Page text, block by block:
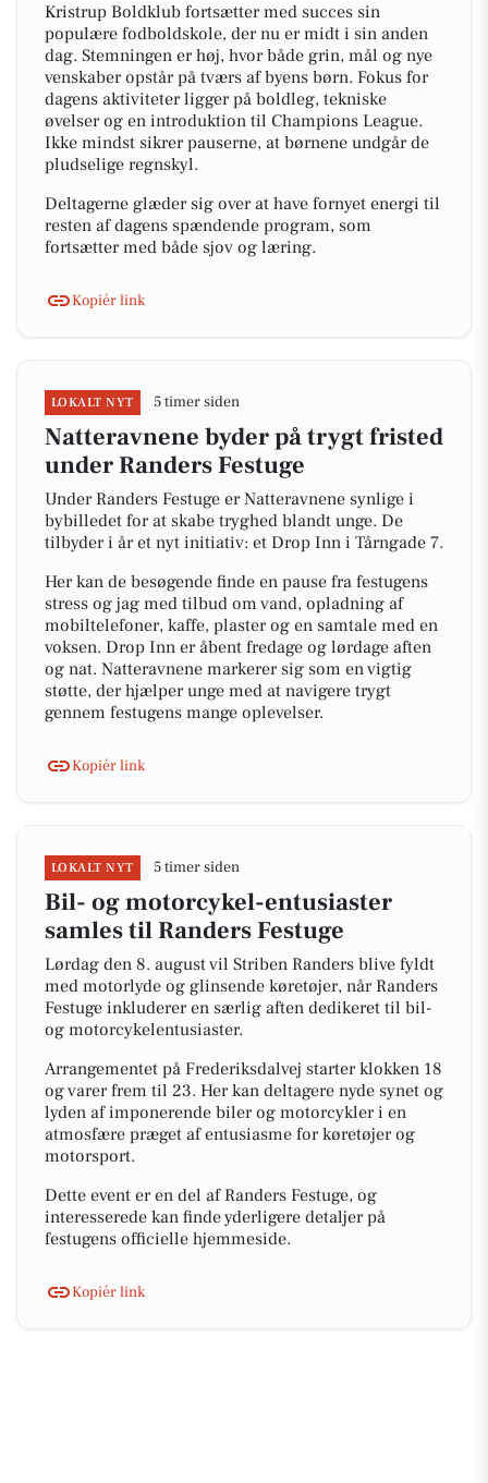
Kristrup Boldklub fortsætter med succes sin
populære fodboldskole, der nu er midt i sin anden
dag. Stemningen er høj, hvor både grin, mål og nye
venskaber opstår på tværs af byens børn. Fokus for
dagens aktiviteter ligger på boldleg, tekniske
øvelser og en introduktion til Champions League.
Ikke mindst sikrer pauserne, at børnene undgår de
pludselige regnskyl.
Deltagerne glæder sig over at have fornyet energi til
resten af dagens spændende program, som
fortsætter med både sjov og læring.
Kopiér link
LOKALT NYT 5 timer siden
Natteravnene byder på trygt fristed
under Randers Festuge
Under Randers Festuge er Natteravnene synlige i
bybilledet for at skabe tryghed blandt unge. De
tilbyder i år et nyt initiativ: et Drop Inn i Tårngade 7.
Her kan de besøgende finde en pause fra festugens
stress og jag med tilbud om vand, opladning af
mobiltelefoner, kaffe, plaster og en samtale med en
voksen. Drop Inn er åbent fredage og lørdage aften
og nat. Natteravnene markerer sig som en vigtig
støtte, der hjælper unge med at navigere trygt
gennem festugens mange oplevelser.
Kopiér link
LOKALT NYT 5 timer siden
Bil- og motorcykel-entusiaster
samles til Randers Festuge
Lørdag den 8. august vil Striben Randers blive fyldt
med motorlyde og glinsende køretøjer, når Randers
Festuge inkluderer en særlig aften dedikeret til bil-
og motorcykelentusiaster.
Arrangementet på Frederiksdalvej starter klokken 18
og varer frem til 23. Her kan deltagere nyde synet og
lyden af imponerende biler og motorcykler i en
atmosfære præget af entusiasme for køretøjer og
motorsport.
Dette event er en del af Randers Festuge, og
interesserede kan finde yderligere detaljer på
festugens officielle hjemmeside.
Kopiér link